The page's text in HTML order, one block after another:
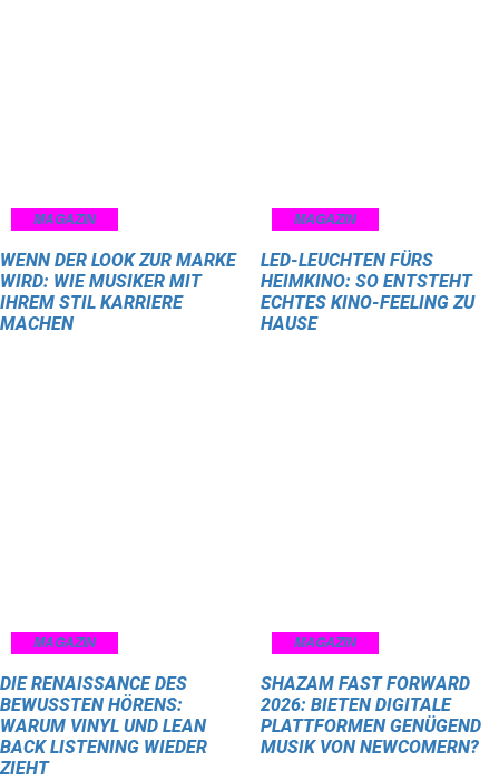
MAGAZIN
WENN DER LOOK ZUR MARKE
WIRD: WIE MUSIKER MIT
IHREM STIL KARRIERE
MACHEN
MAGAZIN
LED-LEUCHTEN FÜRS
HEIMKINO: SO ENTSTEHT
ECHTES KINO-FEELING ZU
HAUSE
MAGAZIN
DIE RENAISSANCE DES
BEWUSSTEN HÖRENS:
WARUM VINYL UND LEAN
BACK LISTENING WIEDER
ZIEHT
MAGAZIN
SHAZAM FAST FORWARD
2026: BIETEN DIGITALE
PLATTFORMEN GENÜGEND
MUSIK VON NEWCOMERN?